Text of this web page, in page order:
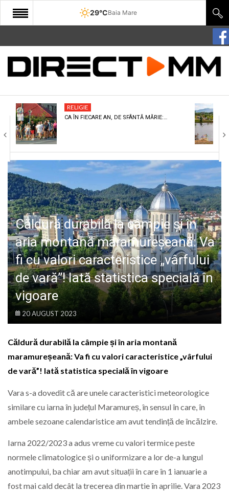
29°CBaia Mare
START
COMUNITATE
CULTURA
ECONOMIE
SANATATE
SPORT
SPECIAL
POLITIC
LIFE
RELIGIE
CA ÎN FIECARE AN, DE SFÂNTĂ MĂRIE:…
Căldură durabilă la câmpie și în
aria montană maramureșeană: Va
fi cu valori caracteristice „vârfului
de vară”! Iată statistica specială în
vigoare
20 AUGUST 2023
Căldură durabilă la câmpie și în aria montană
maramureșeană: Va fi cu valori caracteristice „vârfului
de vară”! Iată statistica specială în vigoare
Vara s-a dovedit că are unele caracteristici meteorologice
similare cu iarna în județul Maramureș, în sensul în care, în
ambele sezoane calendaristice am avut tendință de încălzire.
Iarna 2022/2023 a adus vreme cu valori termice peste
normele climatologice și o uniformizare a lor de-a lungul
anotimpului, ba chiar am avut situații în care în 1 ianuarie a
fost mai cald decât la trecerea din martie în aprilie. Vara 2023